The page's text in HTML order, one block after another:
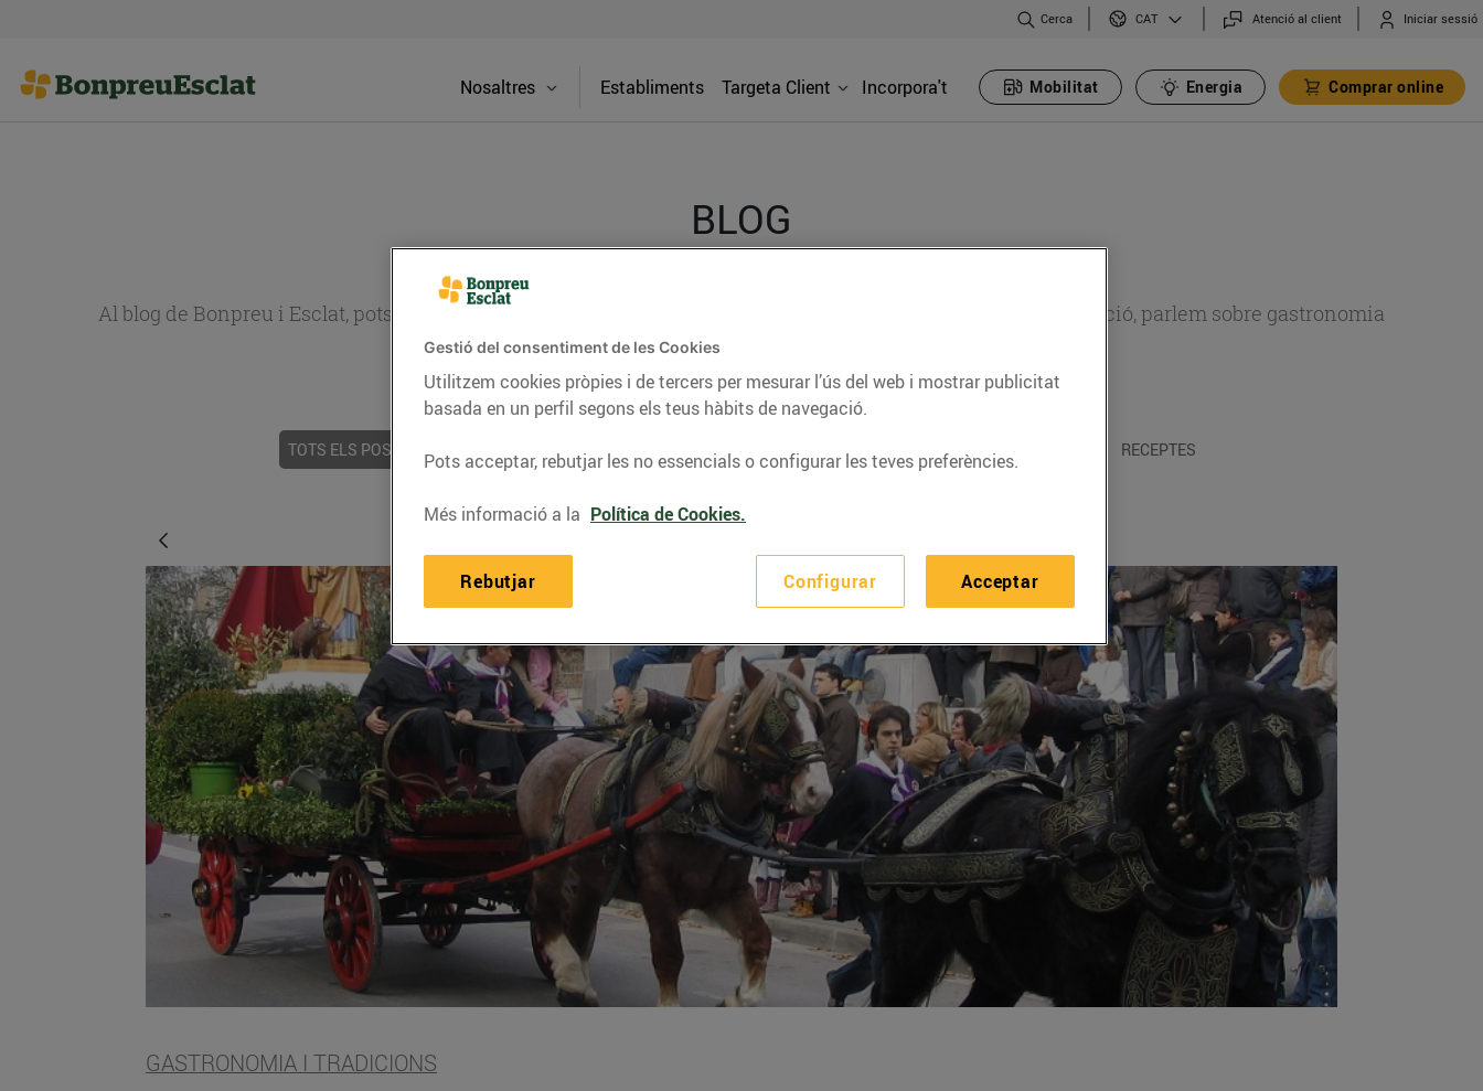
Cerca CAT Atenció al client Iniciar sessió
Nosaltres Establiments Targeta Client Incorpora't Mobilitat Energia Comprar online
BLOG
Al blog de Bonpreu i Esclat, pots trobar receptes, consells nutricionals, informació d’actualitat sobre alimentació, parlem sobre gastronomia
del nostre territori i molts altres temes.
TOTS ELS POSTS ACTUALITAT CONSELLS I HÀBITS SALUDABLES ENERGIA GASTRONOMIA I TRADICIONS RECEPTES
GASTRONOMIA I TRADICIONS
Gestió del consentiment de les Cookies
Utilitzem cookies pròpies i de tercers per mesurar l’ús del web i mostrar publicitat
basada en un perfil segons els teus hàbits de navegació.
Pots acceptar, rebutjar les no essencials o configurar les teves preferències.
Més informació a la Política de Cookies.
Configurar
Rebutjar Acceptar